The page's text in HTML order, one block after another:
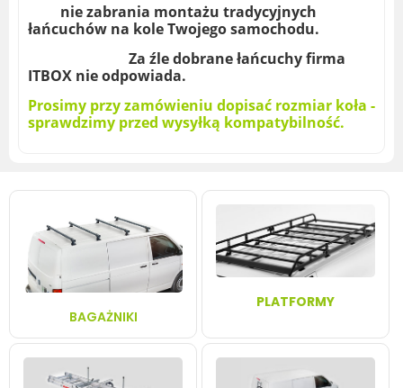
nie zabrania montażu tradycyjnych
łańcuchów na kole Twojego samochodu.
Za źle dobrane łańcuchy firma
ITBOX nie odpowiada.
Prosimy przy zamówieniu dopisać rozmiar koła -
sprawdzimy przed wysyłką kompatybilność.
BAGAŻNIKI
PLATFORMY